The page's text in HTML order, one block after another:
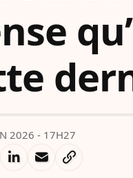
2026 - 17H27